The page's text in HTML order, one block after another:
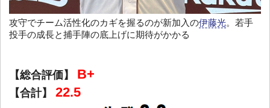
攻守でチーム活性化のカギを握るのが新加入の伊藤光。若手
投手の成長と捕手陣の底上げに期待がかかる
【総合評価】 B+
【合計】 22.5